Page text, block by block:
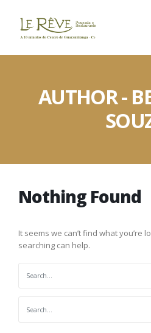
AUTHOR -
Nothing Found
It seems we can’t find what you’re
searching can help.